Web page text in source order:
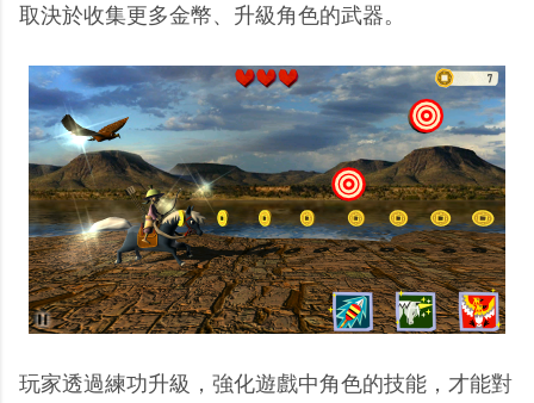
取決於收集更多金幣、升級角色的武器。
玩家透過練功升級，強化遊戲中角色的技能，才能對